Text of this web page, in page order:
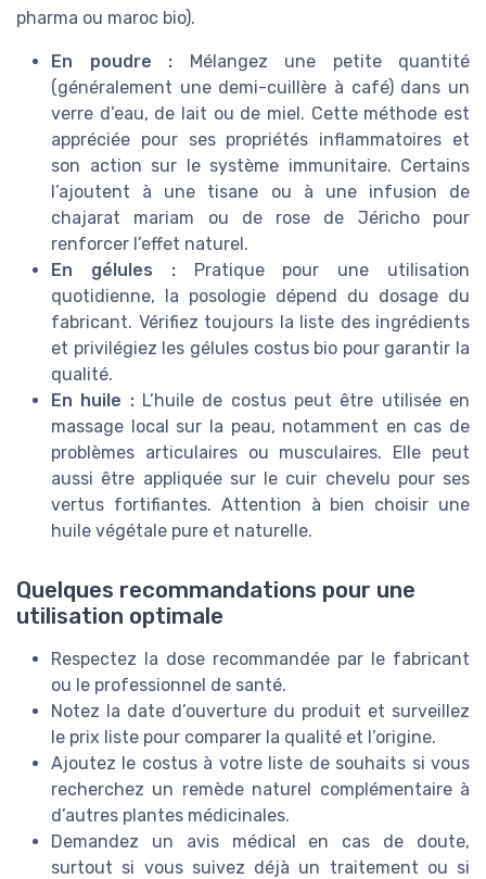
pharma ou maroc bio).
En poudre : Mélangez une petite quantité
(généralement une demi-cuillère à café) dans un
verre d’eau, de lait ou de miel. Cette méthode est
appréciée pour ses propriétés inflammatoires et
son action sur le système immunitaire. Certains
l’ajoutent à une tisane ou à une infusion de
chajarat mariam ou de rose de Jéricho pour
renforcer l’effet naturel.
En gélules :Pratique pour une utilisation
quotidienne, la posologie dépend du dosage du
fabricant. Vérifiez toujours la liste des ingrédients
et privilégiez les gélules costus bio pour garantir la
qualité.
En huile :L’huile de costus peut être utilisée en
massage local sur la peau, notamment en cas de
problèmes articulaires ou musculaires. Elle peut
aussi être appliquée sur le cuir chevelu pour ses
vertus fortifiantes. Attention à bien choisir une
huile végétale pure et naturelle.
Quelques recommandations pour une
utilisation optimale
Respectez la dose recommandée par le fabricant
ou le professionnel de santé.
Notez la date d’ouverture du produit et surveillez
le prix liste pour comparer la qualité et l’origine.
Ajoutez le costus à votre liste de souhaits si vous
recherchez un remède naturel complémentaire à
d’autres plantes médicinales.
Demandez un avis médical en cas de doute,
surtout si vous suivez déjà un traitement ou si